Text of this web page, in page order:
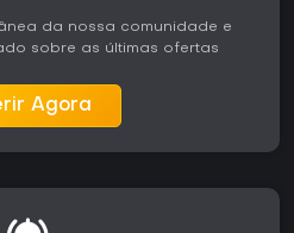
da nossa comunidade e
sobre as últimas ofertas
Agora